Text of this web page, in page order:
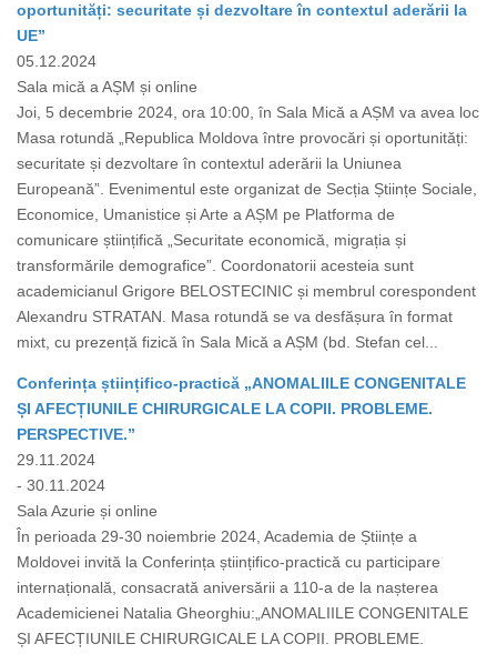
oportunități: securitate și dezvoltare în contextul aderării la
UE”
05.12.2024
Sala mică a AȘM și online
Joi, 5 decembrie 2024, ora 10:00, în Sala Mică a AȘM va avea loc
Masa rotundă „Republica Moldova între provocări și oportunități:
securitate și dezvoltare în contextul aderării la Uniunea
Europeană”. Evenimentul este organizat de Secția Științe Sociale,
Economice, Umanistice și Arte a AȘM pe Platforma de
comunicare științifică „Securitate economică, migrația și
transformările demografice”. Coordonatorii acesteia sunt
academicianul Grigore BELOSTECINIC și membrul corespondent
Alexandru STRATAN. Masa rotundă se va desfășura în format
mixt, cu prezență fizică în Sala Mică a AȘM (bd. Stefan cel...
Conferința științifico-practică „ANOMALIILE CONGENITALE
ȘI AFECȚIUNILE CHIRURGICALE LA COPII. PROBLEME.
PERSPECTIVE.”
29.11.2024
- 30.11.2024
Sala Azurie și online
În perioada 29-30 noiembrie 2024, Academia de Științe a
Moldovei invită la Conferința științifico-practică cu participare
internațională, consacrată aniversării a 110-a de la nașterea
Academicienei Natalia Gheorghiu:„ANOMALIILE CONGENITALE
ȘI AFECȚIUNILE CHIRURGICALE LA COPII. PROBLEME.